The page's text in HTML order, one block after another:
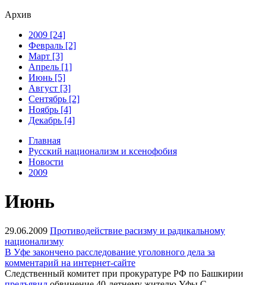
Архив
2009 [24]
Февраль [2]
Март [3]
Апрель [1]
Июнь [5]
Август [3]
Сентябрь [2]
Ноябрь [4]
Декабрь [4]
Главная
Русский национализм и ксенофобия
Новости
2009
Июнь
29.06.2009 Противодействие расизму и радикальному
национализму
В Уфе закончено расследование уголовного дела за
комментарий на интернет-сайте
Следственный комитет при прокуратуре РФ по Башкирии